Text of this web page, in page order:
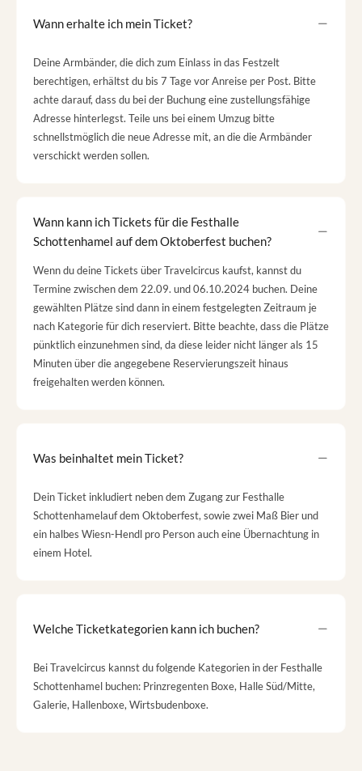
Wann erhalte ich mein Ticket?
Deine Armbänder, die dich zum Einlass in das Festzelt
berechtigen, erhältst du bis 7 Tage vor Anreise per Post. Bitte
achte darauf, dass du bei der Buchung eine zustellungsfähige
Adresse hinterlegst. Teile uns bei einem Umzug bitte
schnellstmöglich die neue Adresse mit, an die die Armbänder
verschickt werden sollen.
Wann kann ich Tickets für die Festhalle
Schottenhamel auf dem Oktoberfest buchen?
Wenn du deine Tickets über Travelcircus kaufst, kannst du
Termine zwischen dem 22.09. und 06.10.2024 buchen. Deine
gewählten Plätze sind dann in einem festgelegten Zeitraum je
nach Kategorie für dich reserviert. Bitte beachte, dass die Plätze
pünktlich einzunehmen sind, da diese leider nicht länger als 15
Minuten über die angegebene Reservierungszeit hinaus
freigehalten werden können.
Was beinhaltet mein Ticket?
Dein Ticket inkludiert neben dem Zugang zur Festhalle
Schottenhamelauf dem Oktoberfest, sowie zwei Maß Bier und
ein halbes Wiesn-Hendl pro Person auch eine Übernachtung in
einem Hotel.
Welche Ticketkategorien kann ich buchen?
Bei Travelcircus kannst du folgende Kategorien in der Festhalle
Schottenhamel buchen: Prinzregenten Boxe, Halle Süd/Mitte,
Galerie, Hallenboxe, Wirtsbudenboxe.